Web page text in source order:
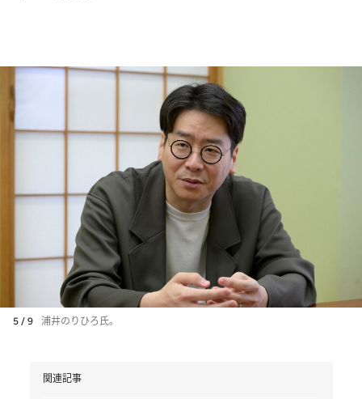
5 / 9 浦井のりひろ氏。
関連記事